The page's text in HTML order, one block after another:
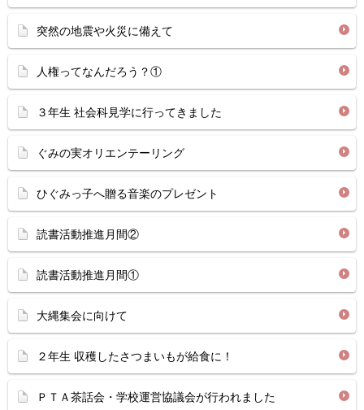
突然の地震や火災に備えて
人権ってなんだろう？①
３年生 社会科見学に行ってきました
ぐみの実オリエンテーリング
ひぐみっ子へ贈る音楽のプレゼント
読書活動推進月間②
読書活動推進月間①
大縄集会に向けて
２年生 収穫したさつまいもが給食に！
ＰＴＡ茶話会・学校運営協議会が行われました